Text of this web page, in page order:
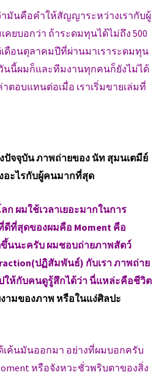
ามันคือคำให้สัญญาระหว่างเรากับผู้
ยบอกว่า ถ้าระดมทุนได้ไม่ถึง 500
ดือนตุลาคมปีที่ผ่านมาเราระดมทุน
นนี้ผมก็และทีมงานทุกคนก็ยังไม่ได้
ตอบแทนต่อเมื่อ เราเริ่มขายเล่มที่
ปัจจุบัน ภาพถ่ายของ นัท สุมนเตมีย์
อะไรกับผู้คนมากที่สุด
ก ผมใช้เวลาเยอะมากในการ
ดีที่สุดของผมคือ Moment คือ
นนะครับ ผมชอบถ่ายภาพสัตว์
ปฏิสัมพันธ์) กับเรา ภาพถ่าย
ให้กับคนดูรู้สึกได้ว่า นี่แหล่ะคือชีวิต
ามของภาพ หรือในแง่ศิลปะ
เค้นมันออกมา อย่างที่ผมบอกครับ
หรือจังหวะชั่วพริบตาของสิ่ง